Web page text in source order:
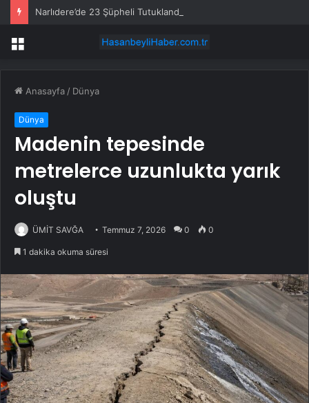
Narlıdere’de 23 Şüpheli Tutuklandı
Menü
Anasayfa / Dünya
Dünya
Madenin tepesinde
metrelerce uzunlukta yarık
oluştu
ÜMİT SAVĞA Temmuz 7, 2026 0 0
1 dakika okuma süresi